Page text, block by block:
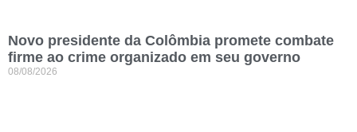
Novo presidente da Colômbia promete combate
firme ao crime organizado em seu governo
08/08/2026